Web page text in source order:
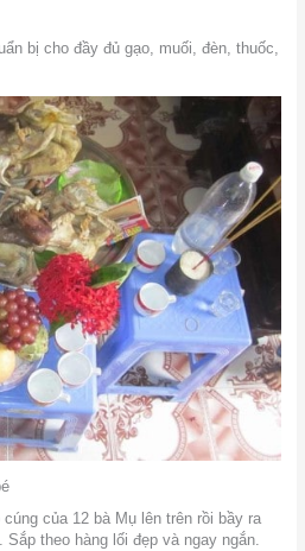
bị cho đầy đủ gạo, muối, đèn, thuốc,
của 12 bà Mụ lên trên rồi bầy ra
Sắp theo hàng lối đẹp và ngay ngắn.